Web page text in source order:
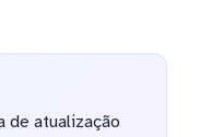
de atualização